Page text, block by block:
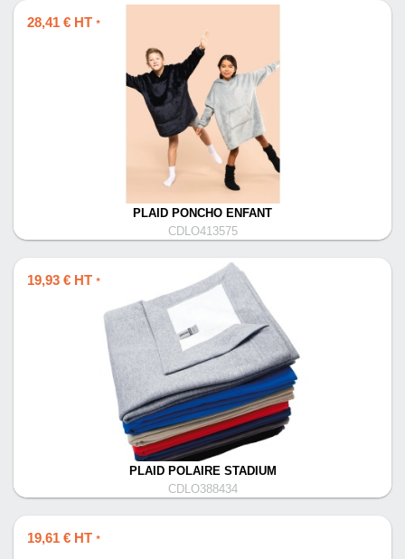
28,41 € HT *
PLAID PONCHO ENFANT
CDLO413575
19,93 € HT *
PLAID POLAIRE STADIUM
CDLO388434
19,61 € HT *